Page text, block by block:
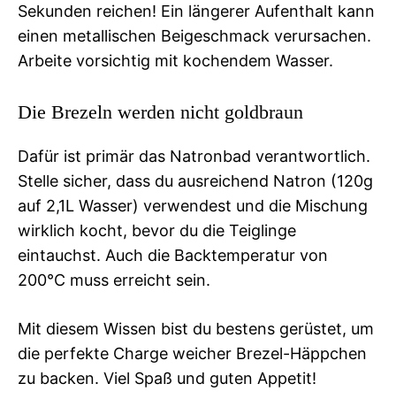
Sekunden reichen! Ein längerer Aufenthalt kann
einen metallischen Beigeschmack verursachen.
Arbeite vorsichtig mit kochendem Wasser.
Die Brezeln werden nicht goldbraun
Dafür ist primär das Natronbad verantwortlich.
Stelle sicher, dass du ausreichend Natron (120g
auf 2,1L Wasser) verwendest und die Mischung
wirklich kocht, bevor du die Teiglinge
eintauchst. Auch die Backtemperatur von
200°C muss erreicht sein.
Mit diesem Wissen bist du bestens gerüstet, um
die perfekte Charge weicher Brezel-Häppchen
zu backen. Viel Spaß und guten Appetit!